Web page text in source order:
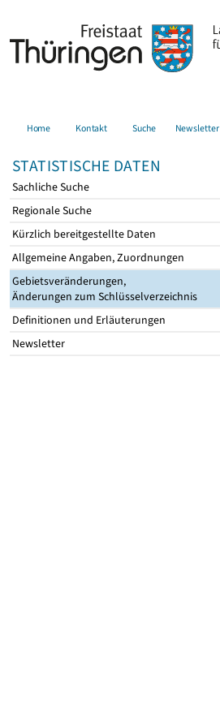
Home Kontakt Suche Newsletter
STATISTISCHE DATEN
Sachliche Suche
Regionale Suche
Kürzlich bereitgestellte Daten
Allgemeine Angaben, Zuordnungen
Gebietsveränderungen,
Änderungen zum Schlüsselverzeichnis
Definitionen und Erläuterungen
Newsletter